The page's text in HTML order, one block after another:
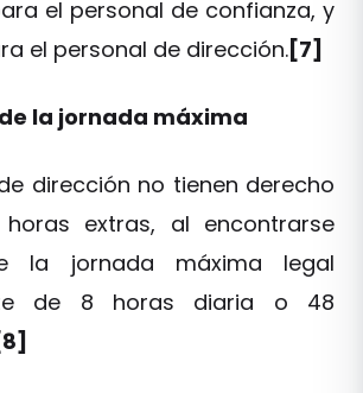
el personal de confianza, y
el personal de dirección. [7]
la jornada máxima
dirección no tienen derecho
extras, al encontrarse
la jornada máxima legal
de 8 horas diaria o 48